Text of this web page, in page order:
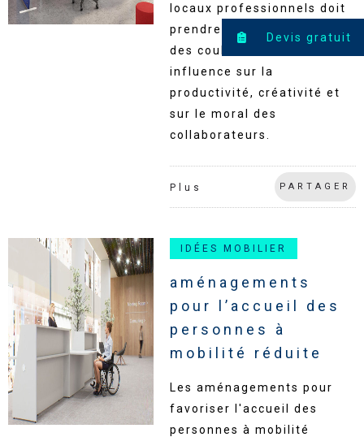
locaux professionnels doit
prendre en compte le choix
des couleurs. Elles ont une
influence sur la
productivité, créativité et
sur le moral des
collaborateurs.
Plus PARTAGER
IDÉES MOBILIER
aménagements
pour l’accueil des
personnes à
mobilité réduite
Les aménagements pour
favoriser l'accueil des
personnes à mobilité
Devis gratuit